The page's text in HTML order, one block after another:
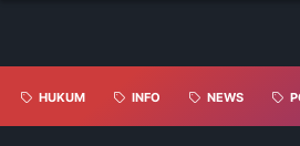
HUKUM INFO NEWS